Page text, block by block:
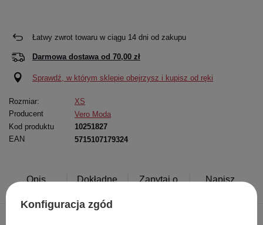
Łatwy zwrot towaru w ciągu 14 dni od zakupu
Darmowa dostawa od 70,00 zł
Sprawdź, w którym sklepie obejrzysz i kupisz od ręki
Rozmiar:
XS
Producent
Vero Moda
Kod produktu
10251827
EAN
5715107179324
Opis
Dokładne
Zapytaj o
Napisz
Konfiguracja zgód